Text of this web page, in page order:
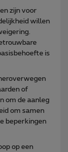
zijn voor
willen
is
of
om de aanleg
om samen
beperkingen
op een